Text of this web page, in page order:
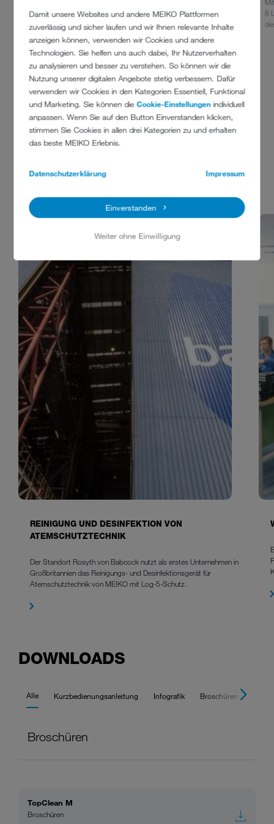
Damit unsere Websites und andere MEIKO Plattformen
zuverlässig und sicher laufen und wir Ihnen relevante Inhalte
anzeigen können, verwenden wir Cookies und andere
Technologien. Sie helfen uns auch dabei, Ihr Nutzerverhalten
zu analysieren und besser zu verstehen. So können wir die
Nutzung unserer digitalen Angebote stetig verbessern. Dafür
verwenden wir Cookies in den Kategorien Essentiell, Funktional
und Marketing. Sie können dieCookie-Einstellungenindividuell
anpassen. Wenn Sie auf den Button Einverstanden klicken,
stimmen Sie Cookies in allen drei Kategorien zu und erhalten
das beste MEIKO Erlebnis.
Datenschutzerklärung Impressum
Einverstanden
Weiter ohne Einwilligung
Zeit gereinigt und desinfiziert mit dem Kombiaufsatz, komplett mit
Grundkorb und Korb für Kleinteile.
8
REFERENZEN
REINIGUNG UND DESINFEKTION VON
ATEMSCHUTZTECHNIK
Der Standort Rosyth von Babcock nutzt als erstes Unternehmen in
Großbritannien das Reinigungs- und Desinfektionsgerät für
Atemschutztechnik von MEIKO mit Log-5-Schutz.
DOWNLOADS
Alle Kurzbedienungsanleitung Infografik Broschüren
Broschüren
TopClean M
Broschüren